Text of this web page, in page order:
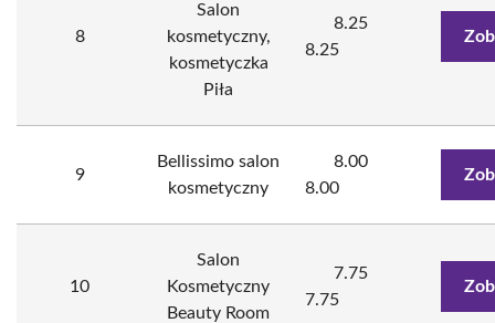
8
Salon
kosmetyczny,
kosmetyczka
Piła
8.25
8.25
9
Bellissimo salon
kosmetyczny
8.00
8.00
10
Salon
Kosmetyczny
Beauty Room
7.75
7.75